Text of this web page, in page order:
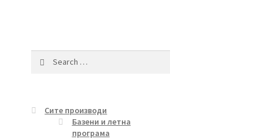
Сите производи
Базени и летна
програма